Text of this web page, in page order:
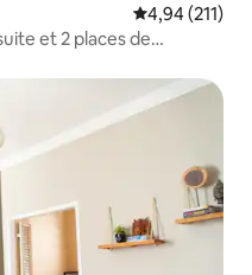
Note
4,94 (211)
et 2 places de